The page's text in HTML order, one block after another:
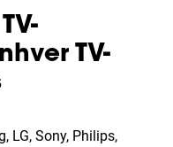
TV-
LG, Sony, Philips,